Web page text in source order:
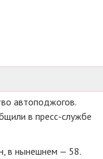
автоподжогов.
в пресс-службе
в нынешнем — 58.